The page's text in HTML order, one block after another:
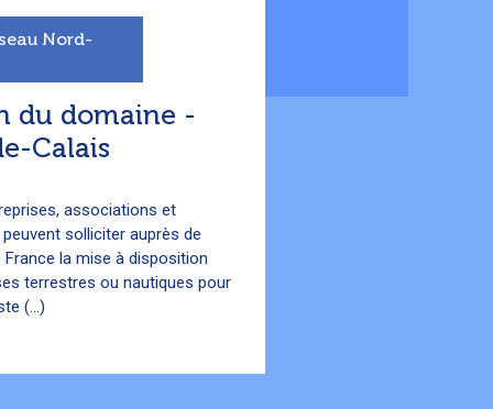
du domaine -
Calais
associations et
solliciter auprès de
la mise à disposition
terrestres ou nautiques pour
(...)
Nord-